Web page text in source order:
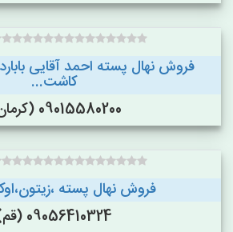
فروش نهال پسته احمد آقایی
کاشت...
09015580200 (کرمان )
فروش نهال پسته
09056410324 (قم)